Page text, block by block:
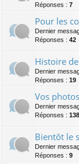
Réponses : 7
Pour les
Dernier
Réponses : 42
Histoire de
Dernier
Réponses : 19
Vos
Dernier
Réponses : 138
Bientôt le
Dernier
Réponses : 9